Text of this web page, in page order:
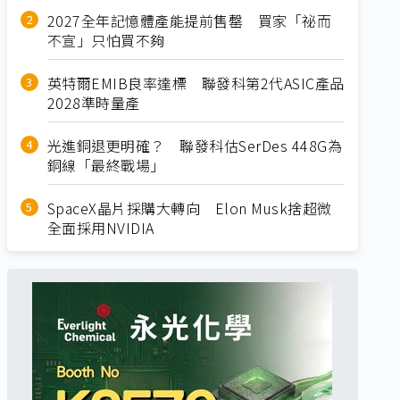
2027全年記憶體產能提前售罄 買家「祕而
不宣」只怕買不夠
英特爾EMIB良率達標 聯發科第2代ASIC產品
2028準時量產
光進銅退更明確？ 聯發科估SerDes 448G為
銅線「最終戰場」
SpaceX晶片採購大轉向 Elon Musk捨超微
全面採用NVIDIA